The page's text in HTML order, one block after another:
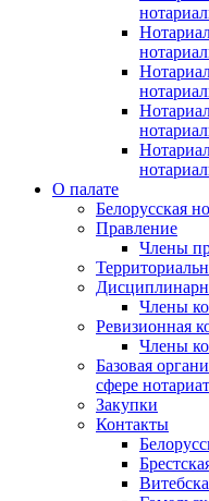
О палате
Белорусская
Правление
Члены
Члены
Ревизионная
Члены
Базовая
сфере
Закупки
Контакты